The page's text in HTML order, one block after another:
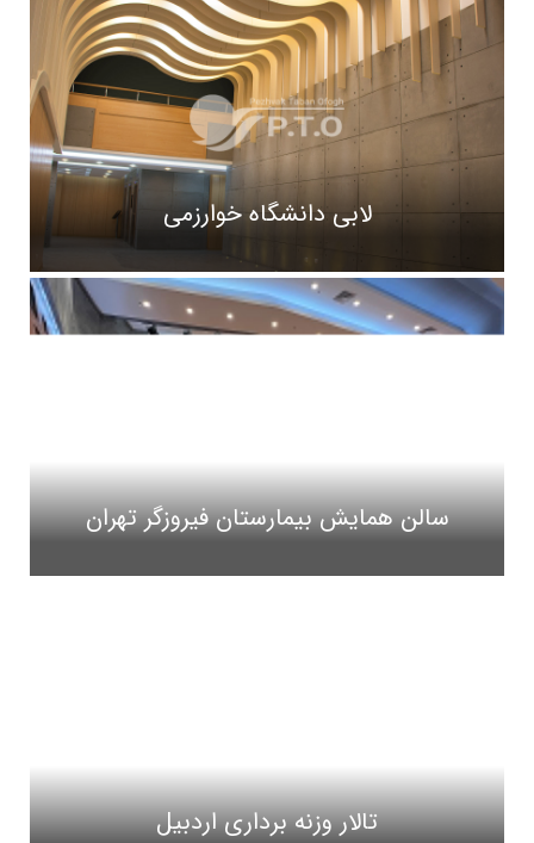
لابی دانشگاه خوارزمی
سالن همایش بیمارستان فیروزگر تهران
تالار وزنه برداری اردبیل